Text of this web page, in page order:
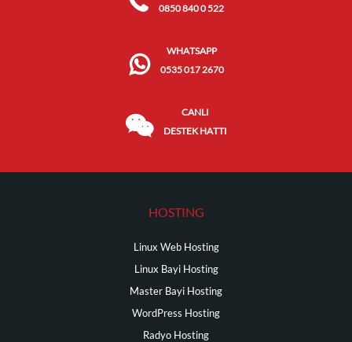
0850 840 0 522
WHATSAPP
0535 017 2670
CANLI
DESTEK HATTI
HOSTING
Linux Web Hosting
Linux Bayi Hosting
Master Bayi Hosting
WordPress Hosting
Radyo Hosting